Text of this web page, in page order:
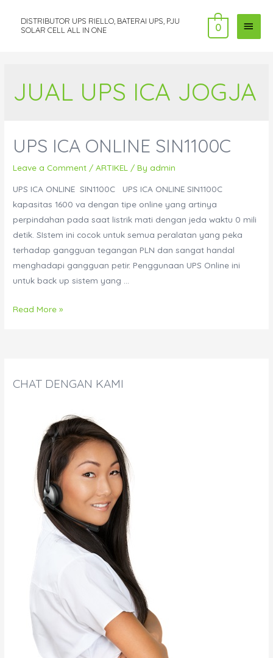
DISTRIBUTOR UPS RIELLO, BATERAI UPS, PJU
SOLAR CELL ALL IN ONE
MAIN
0
JUAL UPS ICA JOGJA
UPS ICA ONLINE SIN1100C
Leave a Comment /ARTIKEL / Byadmin
UPS ICA ONLINE SIN1100C UPS ICA ONLINE SIN1100C
kapasitas 1600 va dengan tipe online yang artinya
perpindahan pada saat listrik mati dengan jeda waktu 0 mili
detik. SIstem ini cocok untuk semua peralatan yang peka
terhadap gangguan tegangan PLN dan sangat handal
menghadapi gangguan petir. Penggunaan UPS Online ini
untuk back up sistem yang …
UPS
Read More »
CHAT DENGAN KAMI